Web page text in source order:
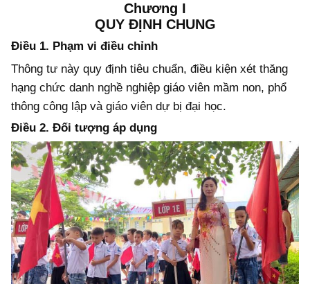
Chương I
QUY ĐỊNH CHUNG
Điều 1. Phạm vi điều chỉnh
Thông tư này quy định tiêu chuẩn, điều kiện xét thăng
hạng chức danh nghề nghiệp giáo viên mầm non, phổ
thông công lập và giáo viên dự bị đại học.
Điều 2. Đối tượng áp dụng